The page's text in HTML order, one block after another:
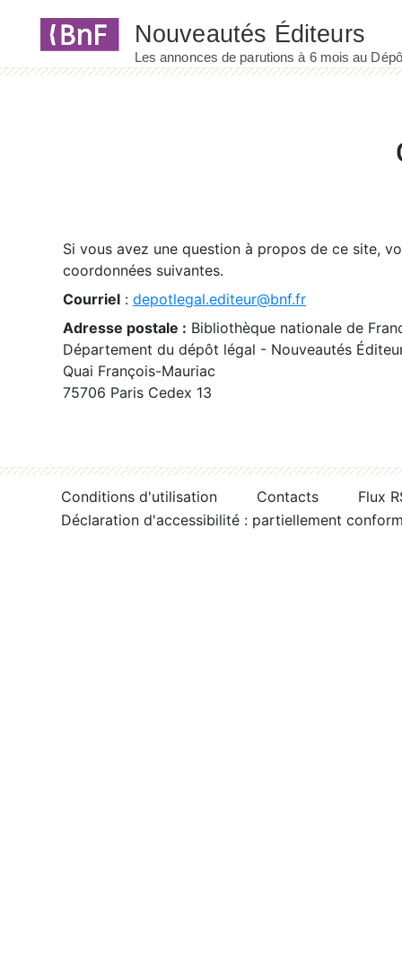
Si vous avez une question à propos de ce site,
coordonnées suivantes.
Courriel : depotlegal.editeur@bnf.fr
Adresse postale : Bibliothèque nationale de
Département du dépôt légal - Nouveautés
Quai François-Mauriac
75706 Paris Cedex 13
Conditions d'utilisation Contacts
Flux
Déclaration d'accessibilité : partiellement